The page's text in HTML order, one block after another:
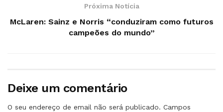
Próxima Notícia
McLaren: Sainz e Norris “conduziram como futuros
campeões do mundo”
Deixe um comentário
O seu endereço de email não será publicado. Campos